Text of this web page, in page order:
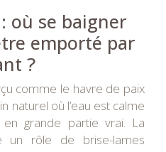
où se baigner
emporté par
?
comme le havre de paix
naturel où l’eau est calme
grande partie vrai. La
un rôle de brise-lames